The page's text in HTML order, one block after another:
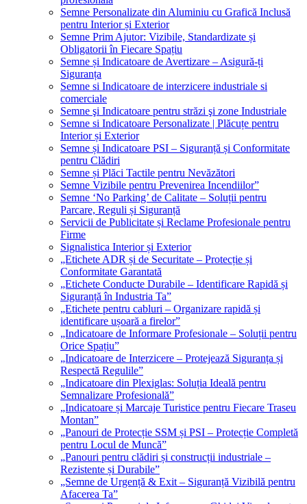
Semne Personalizate din Aluminiu cu Grafică Inclusă
pentru Interior și Exterior
Semne Prim Ajutor: Vizibile, Standardizate și
Obligatorii în Fiecare Spațiu
Semne și Indicatoare de Avertizare – Asigură-ți
Siguranța
Semne si Indicatoare de interzicere industriale si
comerciale
Semne şi Indicatoare pentru străzi şi zone Industriale
Semne si Indicatoare Personalizate | Plăcuțe pentru
Interior și Exterior
Semne și Indicatoare PSI – Siguranță și Conformitate
pentru Clădiri
Semne și Plăci Tactile pentru Nevăzători
Semne Vizibile pentru Prevenirea Incendiilor”
Semne ‘No Parking’ de Calitate – Soluții pentru
Parcare, Reguli și Siguranță
Servicii de Publicitate și Reclame Profesionale pentru
Firme
Signalistica Interior și Exterior
„Etichete ADR și de Securitate – Protecție și
Conformitate Garantată
„Etichete Conducte Durabile – Identificare Rapidă și
Siguranță în Industria Ta”
„Etichete pentru cabluri – Organizare rapidă și
identificare ușoară a firelor”
„Indicatoare de Informare Profesionale – Soluții pentru
Orice Spațiu”
„Indicatoare de Interzicere – Protejează Siguranța și
Respectă Regulile”
„Indicatoare din Plexiglas: Soluția Ideală pentru
Semnalizare Profesională”
„Indicatoare și Marcaje Turistice pentru Fiecare Traseu
Montan”
„Panouri de Protecție SSM și PSI – Protecție Completă
pentru Locul de Muncă”
„Panouri pentru clădiri și construcții industriale –
Rezistente și Durabile”
„Semne de Urgență & Exit – Siguranță Vizibilă pentru
Afacerea Ta”